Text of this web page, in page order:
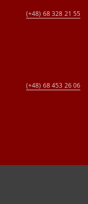
(+48) 68 328 21 55
(+48) 68 453 26 06